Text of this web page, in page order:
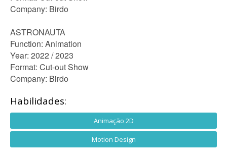
Company: Birdo
ASTRONAUTA
Function: Animation
Year: 2022 / 2023
Format: Cut-out Show
Company: Birdo
Habilidades:
Animação 2D
Motion Design